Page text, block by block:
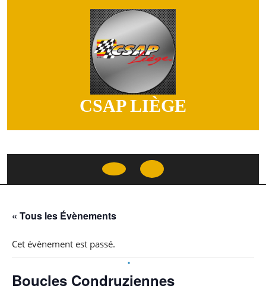
CSAP LIÈGE
Open
« Tous les Évènements
Cet évènement est passé.
Boucles Condruziennes